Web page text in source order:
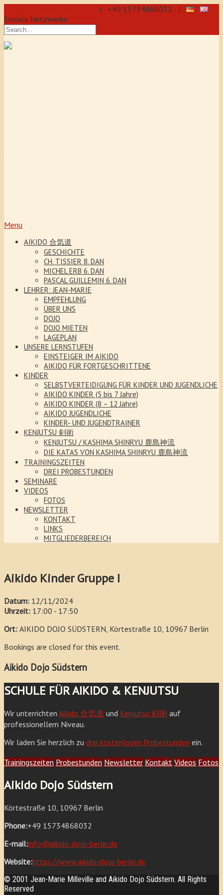
| +49 15734868032 |
Soziale Netzwerke:
Menu
AIKIDO 合気道
GESCHICHTE
CH. TISSIER 8. DAN
MICHEL ERB 6. DAN
PASCAL GUILLEMIN 6. DAN
LEHRER: JEAN-MARIE
EMPFEHLUNG
ÜBER UNS
DOJO
DOJO MIETEN
LAGEPLAN
UNSERE LERNSTUFEN
EINSTEIGER IM AIKIDO
AIKIDO FÜR FORTGESCHRITTENE
KINDER
SELBSTVERTEIDIGUNG FÜR KINDER UND JUGENDLICHE
AIKIDO KINDER (5 bis 7 Jahre)
AIKIDO KINDER (8 – 12 Jahre)
AIKIDO JUGENDLICHE
KINDER- UND JUGENDTRAINER
KENJUTSU 剣術
KENJUTSU / KASHIMA SHINRYU 鹿島神流
DIE KATAS VON KASHIMA SHINRYU 鹿島神流
TRAININGSZEITEN
DREI PROBESTUNDEN
SEMINARE
VIDEOS
FOTOS
NEWSLETTER
KONTAKT
LINKS
MITGLIEDERBEREICH
Aikido Kinder Gruppe I
Datum: 12/11/2024
Uhrzeit: 17:00 - 17:50
Ort: AIKIDO DOJO SÜDSTERN, Körtestraße 10, 10967 Berlin
Bookings are closed for this event.
Aikido Dojo Südstern
SCHULE FÜR AIKIDO & KENJUTSU
Wir unterrichten Aikido 合気道 und Kenjutsu 剣術 auf
professionellem Niveau.
Wir laden Sie herzlich zu drei kostenlosen Probestunden ein.
Trainingszeiten Probestunden Newsletter Kontakt Videos Fotos
Aikido Dojo Südstern
Körtestraße 10, 10967 Berlin
Phone:+49 15734868032
E-mail:info@aikido-dojo-berlin.de
Website:https://www.aikido-dojo-berlin.de
© 2001 Jean-Marie Milleville and Aikido Dojo Südstern. All Rights
Reserved